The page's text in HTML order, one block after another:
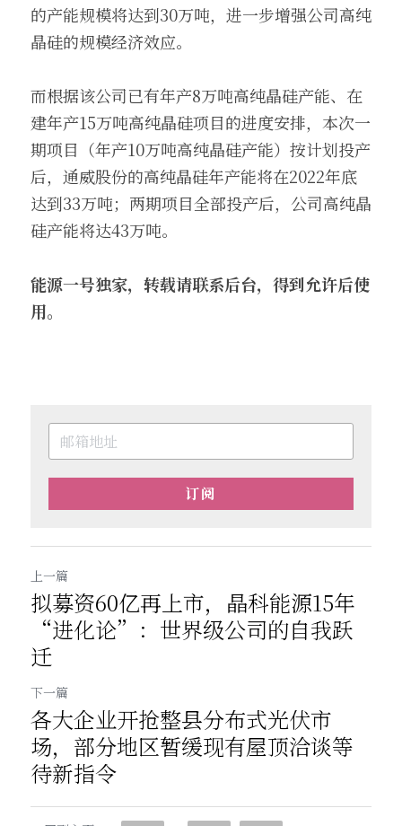
的产能规模将达到30万吨，进一步增强公司高纯
晶硅的规模经济效应。
而根据该公司已有年产8万吨高纯晶硅产能、在
建年产15万吨高纯晶硅项目的进度安排，本次一
期项目（年产10万吨高纯晶硅产能）按计划投产
后，通威股份的高纯晶硅年产能将在2022年底
达到33万吨；两期项目全部投产后，公司高纯晶
硅产能将达43万吨。
能源一号独家，转载请联系后台，得到允许后使
用。
订阅
上一篇
拟募资60亿再上市，晶科能源15年
“进化论”：世界级公司的自我跃
迁
下一篇
各大企业开抢整县分布式光伏市
场，部分地区暂缓现有屋顶洽谈等
待新指令